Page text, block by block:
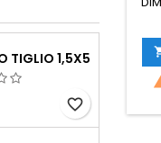
TIGLIO 1,5X5
favorite_border